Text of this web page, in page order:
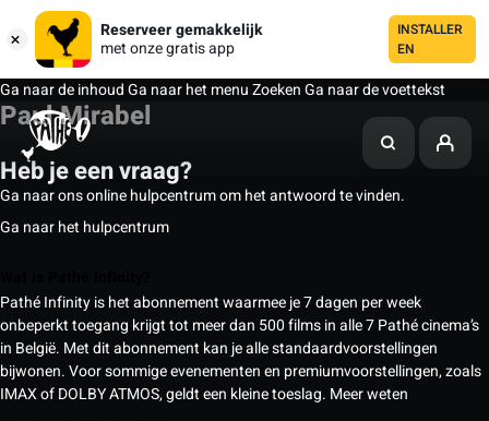
Reserveer gemakkelijk
met onze gratis app
INSTALLER
EN
Ga naar de inhoudGa naar het menuZoekenGa naar de voettekst
Paul Mirabel
Heb je een vraag?
Ga naar ons online hulpcentrum om het antwoord te vinden.
Ga naar het hulpcentrum
Pathé Infinity is het abonnement waarmee je 7 dagen per week
onbeperkt toegang krijgt tot meer dan 500 films in alle 7 Pathé cinema’s
in België. Met dit abonnement kan je alle standaardvoorstellingen
bijwonen. Voor sommige evenementen en premiumvoorstellingen, zoals
IMAX of DOLBY ATMOS, geldt een kleine toeslag. Meer weten